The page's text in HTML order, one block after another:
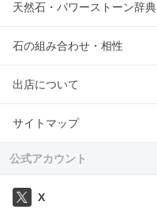
天然石・パワーストーン辞典
石の組み合わせ・相性
出店について
サイトマップ
公式アカウント
X